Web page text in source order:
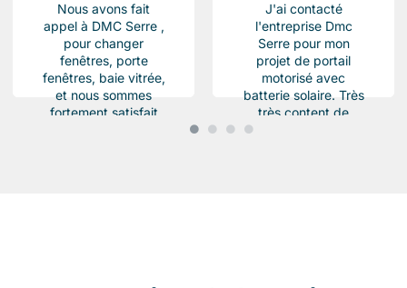
Nous avons fait
appel à DMC Serre ,
pour changer
fenêtres, porte
fenêtres, baie vitrée,
et nous sommes
fortement satisfait
J'ai contacté
l'entreprise Dmc
Serre pour mon
projet de portail
motorisé avec
batterie solaire. Très
très content de
l'équipe Beau travail